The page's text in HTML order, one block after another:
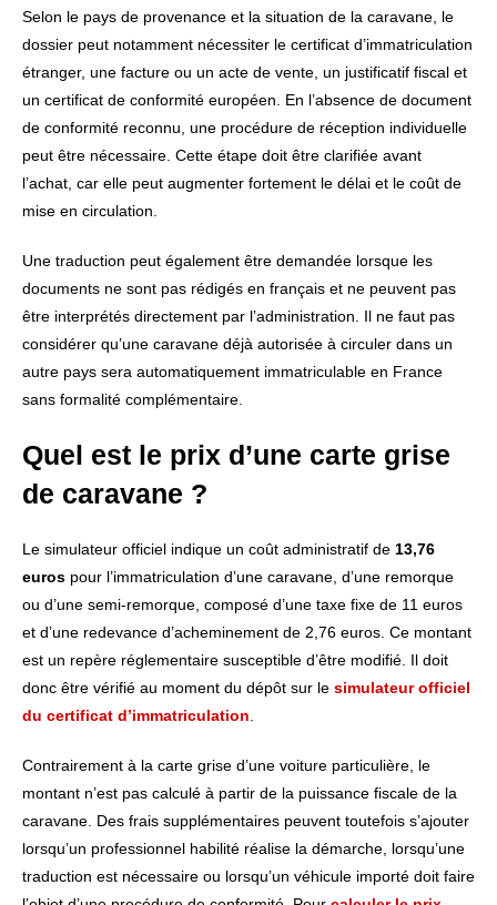
Selon le pays de provenance et la situation de la caravane, le
dossier peut notamment nécessiter le certificat d’immatriculation
étranger, une facture ou un acte de vente, un justificatif fiscal et
un certificat de conformité européen. En l’absence de document
de conformité reconnu, une procédure de réception individuelle
peut être nécessaire. Cette étape doit être clarifiée avant
l’achat, car elle peut augmenter fortement le délai et le coût de
mise en circulation.
Une traduction peut également être demandée lorsque les
documents ne sont pas rédigés en français et ne peuvent pas
être interprétés directement par l’administration. Il ne faut pas
considérer qu’une caravane déjà autorisée à circuler dans un
autre pays sera automatiquement immatriculable en France
sans formalité complémentaire.
Quel est le prix d’une carte grise
de caravane ?
Le simulateur officiel indique un coût administratif de 13,76
euros pour l’immatriculation d’une caravane, d’une remorque
ou d’une semi-remorque, composé d’une taxe fixe de 11 euros
et d’une redevance d’acheminement de 2,76 euros. Ce montant
est un repère réglementaire susceptible d’être modifié. Il doit
donc être vérifié au moment du dépôt sur le simulateur officiel
du certificat d’immatriculation
Contrairement à la carte grise d’une voiture particulière, le
montant n’est pas calculé à partir de la puissance fiscale de la
caravane. Des frais supplémentaires peuvent toutefois s’ajouter
lorsqu’un professionnel habilité réalise la démarche, lorsqu’une
traduction est nécessaire ou lorsqu’un véhicule importé doit faire